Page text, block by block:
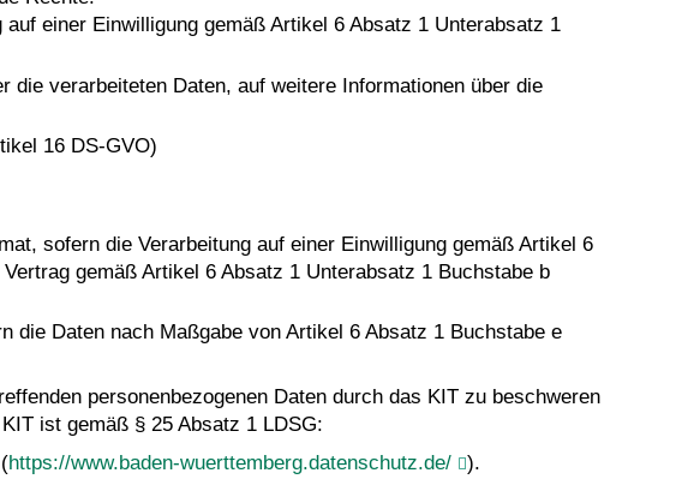
einer Einwilligung gemäß Artikel 6 Absatz 1 Unterabsatz 1
die verarbeiteten Daten, auf weitere Informationen über die
16 DS-GVO)
sofern die Verarbeitung auf einer Einwilligung gemäß Artikel 6
gemäß Artikel 6 Absatz 1 Unterabsatz 1 Buchstabe b
die Daten nach Maßgabe von Artikel 6 Absatz 1 Buchstabe e
personenbezogenen Daten durch das KIT zu beschweren
ist gemäß § 25 Absatz 1 LDSG:
https://www.baden-wuerttemberg.datenschutz.de/ ).